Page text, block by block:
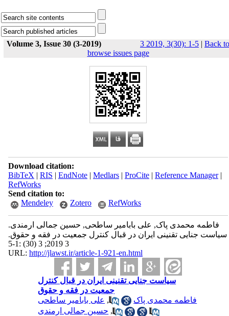
Volume 3, Issue 30 (3-2019) 3 2019, 3(30): 1-5 | Back to
browse issues page
Download citation:
BibTeX | RIS | EndNote| Medlars| ProCite| Reference Manager|
RefWorks
Send citation to:
Mendeley
Zotero RefWorks
فاطمه محمدی پاک, علی بابامیر ساطحی, حسین جمالی ارمندی.
سیاست جنایی تقنینی ایران در قبال کنترل جمعیت در فقه و حقوق.
3 2019; 3 (30) :1-5
URL: http://jlawst.ir/article-1-921-en.html
سیاست جنایی تقنینی ایران در قبال کنترل
جمعیت در فقه و حقوق
فاطمه محمدی پاک
, علی بابامیر ساطحی
, حسین جمالی ارمندی